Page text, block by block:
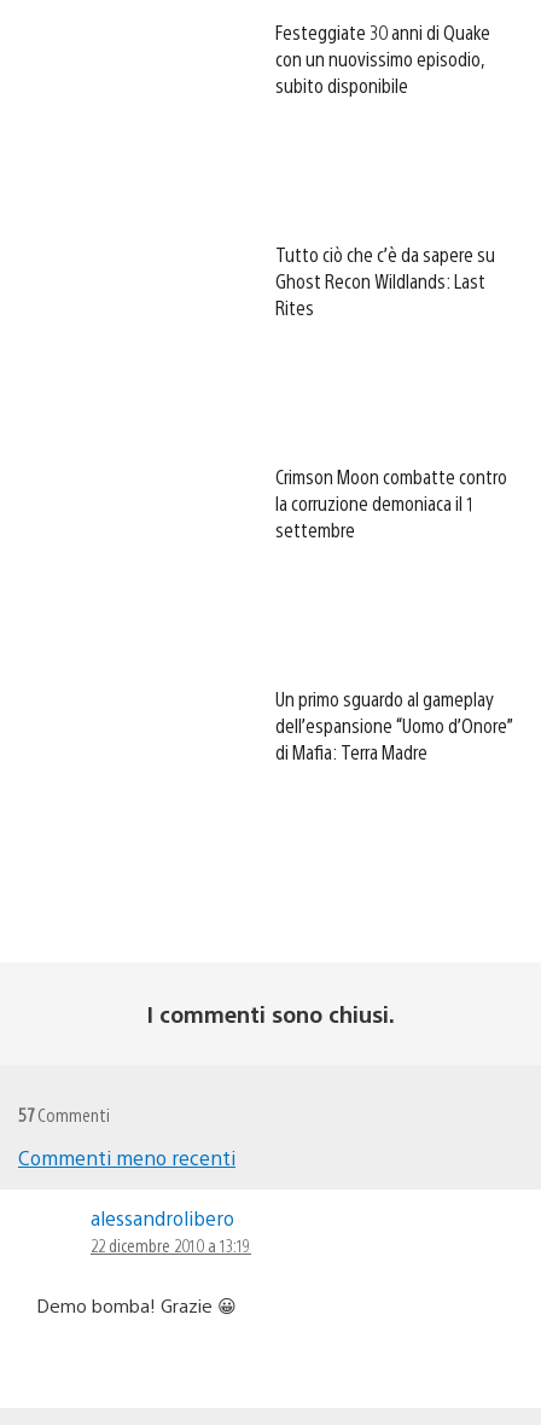
Festeggiate 30 anni di Quake
con un nuovissimo episodio,
subito disponibile
Tutto ciò che c’è da sapere su
Ghost Recon Wildlands: Last
Rites
Crimson Moon combatte contro
la corruzione demoniaca il 1
settembre
Un primo sguardo al gameplay
dell’espansione “Uomo d’Onore”
di Mafia: Terra Madre
I commenti sono chiusi.
57Commenti
commenti
Commenti meno recenti
alessandrolibero
22 dicembre 2010 a 13:19
Demo bomba! Grazie 😀